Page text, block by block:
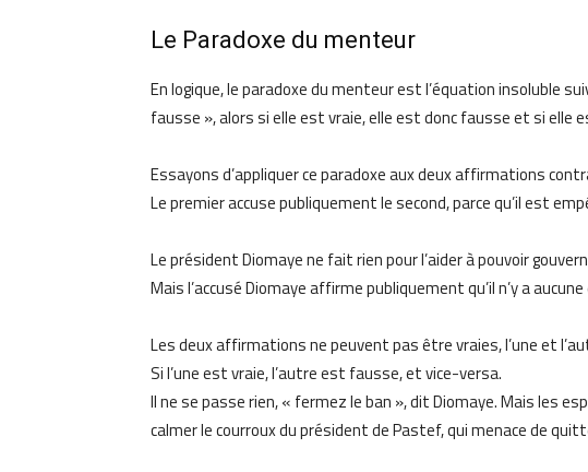
Le Paradoxe du menteur
En logique, le paradoxe du menteur est l’équation insoluble
fausse », alors si elle est vraie, elle est donc fausse et si elle
Essayons d’appliquer ce paradoxe aux deux affirmations
Le premier accuse publiquement le second, parce qu’il est
Le président Diomaye ne fait rien pour l’aider à pouvoir
Mais l’accusé Diomaye affirme publiquement qu’il n’y a
Les deux affirmations ne peuvent pas être vraies, l’une et
Si l’une est vraie, l’autre est fausse, et vice-versa.
Il ne se passe rien, « fermez le ban », dit Diomaye. Mais les
calmer le courroux du président de Pastef, qui menace de